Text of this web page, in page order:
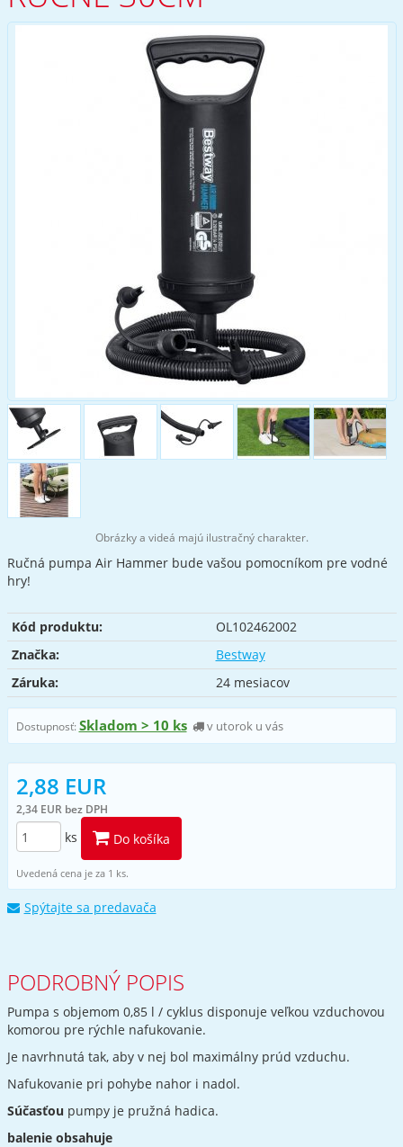
Obrázky a videá majú ilustračný charakter.
Ručná pumpa Air Hammer bude vašou pomocníkom pre vodné
hry!
Kód produktu:
OL102462002
Značka:
Bestway
Záruka:
24 mesiacov
Dostupnosť:Skladom > 10 ks v utorok u vás
2,88 EUR
2,34 EUR bez DPH
ks Do košíka
Uvedená cena je za 1 ks.
Spýtajte sa predavača
PODROBNÝ POPIS
Pumpa s objemom 0,85 l / cyklus disponuje veľkou vzduchovou
komorou pre rýchle nafukovanie.
Je navrhnutá tak, aby v nej bol maximálny prúd vzduchu.
Nafukovanie pri pohybe nahor i nadol.
Súčasťou pumpy je pružná hadica.
balenie obsahuje